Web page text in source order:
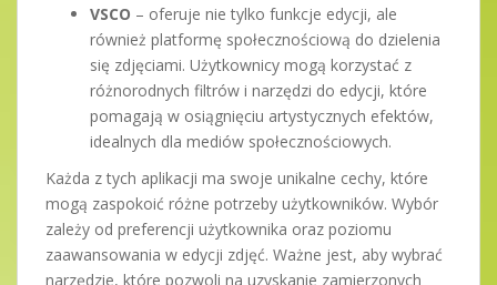
VSCO – oferuje nie tylko funkcje edycji, ale
również platformę społecznościową do dzielenia
się zdjęciami. Użytkownicy mogą korzystać z
różnorodnych filtrów i narzędzi do edycji, które
pomagają w osiągnięciu artystycznych efektów,
idealnych dla mediów społecznościowych.
Każda z tych aplikacji ma swoje unikalne cechy, które
mogą zaspokoić różne potrzeby użytkowników. Wybór
zależy od preferencji użytkownika oraz poziomu
zaawansowania w edycji zdjęć. Ważne jest, aby wybrać
narzędzie, które pozwoli na uzyskanie zamierzonych